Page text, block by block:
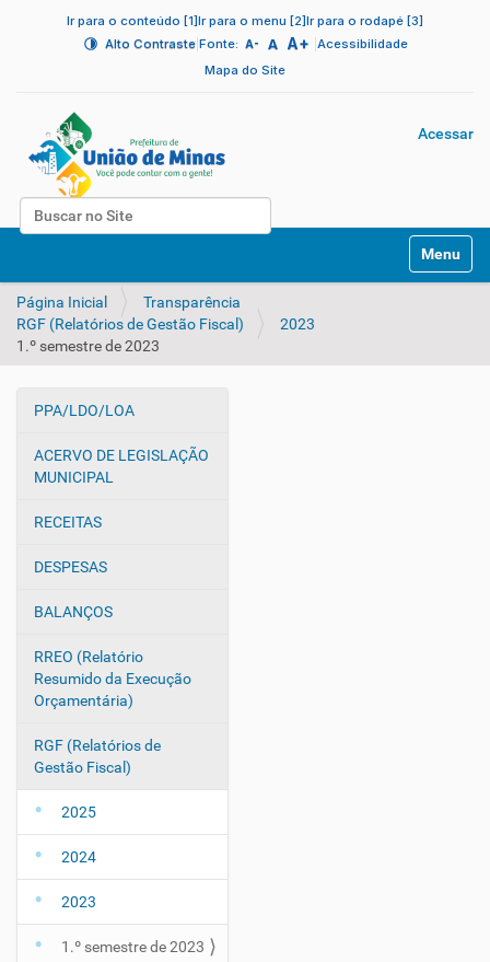
Ir para o conteúdo [1]Ir para o menu [2]Ir para o rodapé [3]
Alto Contraste| Fonte: A- A A+ Acessibilidade
Mapa do Site
Busca
Acessar
v
Toggle
Página Inicial
Transparência
RGF (Relatórios de Gestão Fiscal)
2023
1.º semestre de 2023
N
v
g
ç
ã
PPA/LDO/LOA
ACERVO DE LEGISLAÇÃO
MUNICIPAL
RECEITAS
DESPESAS
BALANÇOS
RREO (Relatório
Resumido da Execução
Orçamentária)
RGF (Relatórios de
Gestão Fiscal)
2025
2024
2023
1.º semestre de 2023